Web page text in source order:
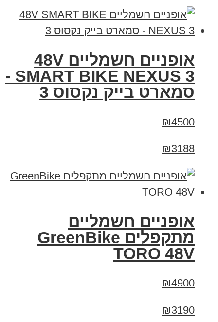
אופניים חשמליים 48V
SMART BIKE NEXUS 3 -
סמארט בייק נקסוס 3
₪4500
₪3188
אופניים חשמליים
מתקפלים GreenBike
TORO 48V
₪4900
₪3190